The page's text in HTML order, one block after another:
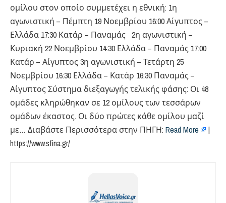
ομίλου στον οποίο συμμετέχει η εθνική: 1η
αγωνιστική – Πέμπτη 19 Νοεμβρίου 16:00 Αίγυπτος –
Ελλάδα 17:30 Κατάρ – Παναμάς 2η αγωνιστική –
Κυριακή 22 Νοεμβρίου 14:30 Ελλάδα – Παναμάς 17:00
Κατάρ – Αίγυπτος 3η αγωνιστική – Τετάρτη 25
Νοεμβρίου 16:30 Ελλάδα – Κατάρ 16:30 Παναμάς –
Αίγυπτος Σύστημα διεξαγωγής τελικής φάσης: Οι 48
ομάδες κληρώθηκαν σε 12 ομίλους των τεσσάρων
ομάδων έκαστος. Οι δύο πρώτες κάθε ομίλου μαζί
με… Διαβάστε Περισσότερα στην ΠΗΓΗ: Read More
|
https://www.sfina.gr/